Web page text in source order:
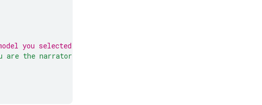
you selected in Google AI Studio, such as "gemma-3-1b-it".
are the narrator of an interactive text adventure game."